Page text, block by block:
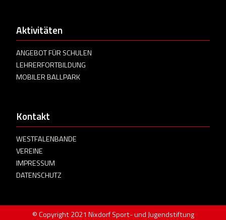
Aktivitäten
ANGEBOT FÜR SCHULEN
LEHRERFORTBILDUNG
MOBILER BALLPARK
Kontakt
WESTFALENBANDE
VEREINE
IMPRESSUM
DATENSCHUTZ
© Copyright 2021 Nixdorf Sport- und Jugendstiftung